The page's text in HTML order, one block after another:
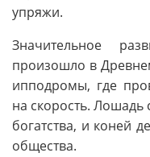
упряжи.
Значительное
произошло в
ипподромы, где
на скорость. Лошадь
богатства, и коней
общества.